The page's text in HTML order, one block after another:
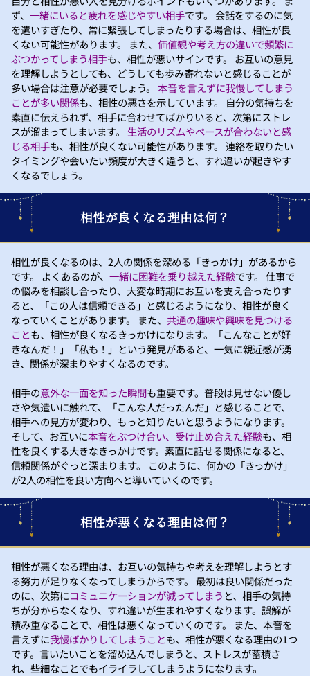
ず、 一緒にいると疲れを感じやすい相手です。 会話をするのに気
を遣いすぎたり、常に緊張してしまったりする場合は、相性が良
くない可能性があります。 また、 価値観や考え方の違いで頻繁に
ぶつかってしまう相手も、相性が悪いサインです。 お互いの意見
を理解しようとしても、どうしても歩み寄れないと感じることが
多い場合は注意が必要でしょう。 本音を言えずに我慢してしまう
ことが多い関係も、相性の悪さを示しています。 自分の気持ちを
素直に伝えられず、相手に合わせてばかりいると、次第にストレ
スが溜まってしまいます。 生活のリズムやペースが合わないと感
じる相手も、相性が良くない可能性があります。 連絡を取りたい
タイミングや会いたい頻度が大きく違うと、すれ違いが起きやす
くなるでしょう。
相性が良くなる理由は何？
相性が良くなるのは、2人の関係を深める「きっかけ」があるから
です。 よくあるのが、 一緒に困難を乗り越えた経験です。 仕事で
の悩みを相談し合ったり、大変な時期にお互いを支え合ったりす
ると、「この人は信頼できる」と感じるようになり、相性が良く
なっていくことがあります。 また、 共通の趣味や興味を見つける
ことも、相性が良くなるきっかけになります。「こんなことが好
きなんだ！」「私も！」という発見があると、一気に親近感が湧
き、関係が深まりやすくなるのです。
相手の意外な一面を知った瞬間も重要です。普段は見せない優し
さや気遣いに触れて、「こんな人だったんだ」と感じることで、
相手への見方が変わり、もっと知りたいと思うようになります。
そして、お互いに本音をぶつけ合い、受け止め合えた経験も、相
性を良くする大きなきっかけです。素直に話せる関係になると、
信頼関係がぐっと深まります。 このように、何かの「きっかけ」
が2人の相性を良い方向へと導いていくのです。
相性が悪くなる理由は何？
相性が悪くなる理由は、お互いの気持ちや考えを理解しようとす
る努力が足りなくなってしまうからです。 最初は良い関係だった
のに、次第にコミュニケーションが減ってしまう と、相手の気持
ちが分からなくなり、すれ違いが生まれやすくなります。誤解が
積み重なることで、相性は悪くなっていくのです。 また、本音を
言えずに我慢ばかりしてしまうことも、相性が悪くなる理由の1つ
です。言いたいことを溜め込んでしまうと、ストレスが蓄積さ
れ、些細なことでもイライラしてしまうようになります。